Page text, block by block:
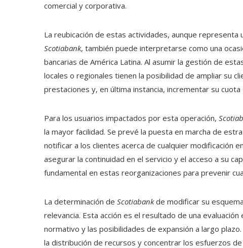
comercial y corporativa.
La reubicación de estas actividades, aunque representa
Scotiabank, también puede interpretarse como una
bancarias de América Latina. Al asumir la gestión de
locales o regionales tienen la posibilidad de ampliar su
prestaciones y, en última instancia, incrementar su cuota
Para los usuarios impactados por esta operación,
la mayor facilidad. Se prevé la puesta en marcha de
notificar a los clientes acerca de cualquier modificación
asegurar la continuidad en el servicio y el acceso a su
fundamental en estas reorganizaciones para prevenir
La determinación de Scotiabankde modificar su
relevancia. Esta acción es el resultado de una
normativo y las posibilidades de expansión a largo
la distribución de recursos y concentrar los esfuerzos